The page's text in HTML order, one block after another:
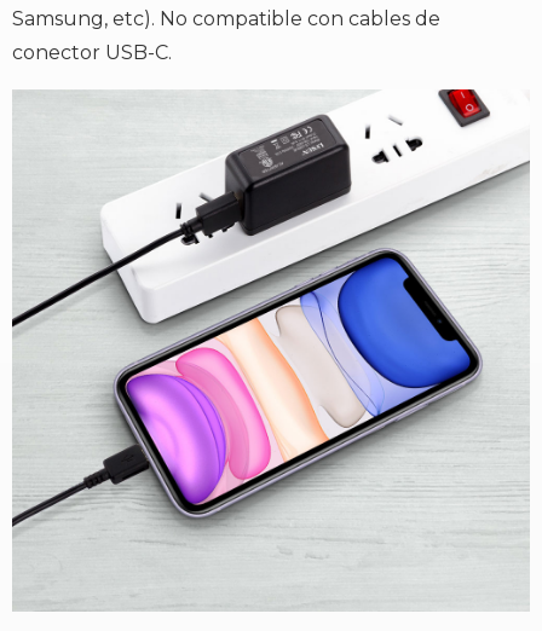
Samsung, etc). No compatible con cables de
conector USB-C.